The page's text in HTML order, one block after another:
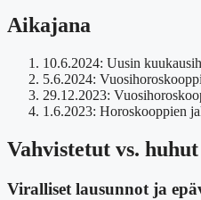
Aikajana
10.6.2024: Uusin
5.6.2024:
29.12.2023:
1.6.2023: Horoskooppien
Vahvistetut vs. huhut
Viralliset lausunnot ja